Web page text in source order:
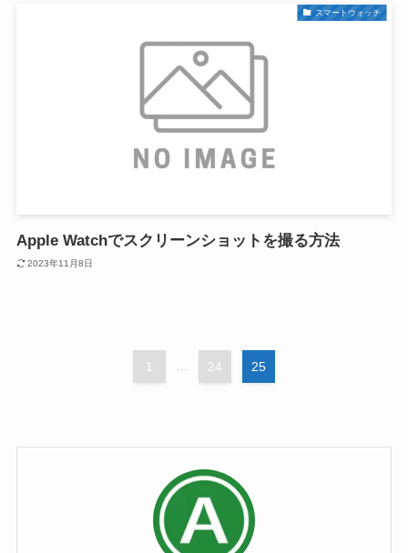
スマートウォッチ
Apple Watchでスクリーンショットを撮る方法
2023年11月8日
1 24 25